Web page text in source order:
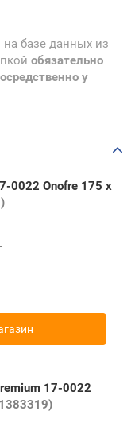
базе данных из
обязательно
у
0022 Onofre 175 x
17-0022